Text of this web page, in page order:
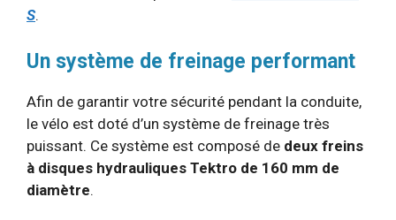
S.
Un système de freinage performant
Afin de garantir votre sécurité pendant la conduite,
le vélo est doté d’un système de freinage très
puissant. Ce système est composé de deux freins
à disques hydrauliques Tektro de 160 mm de
diamètre.